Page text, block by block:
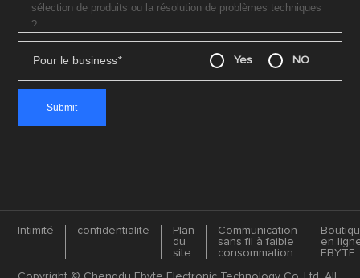
Pour le business* Yes NO
Intimité confidentialite
Plan
du
site
Communication
sans fil à faible
consommation
en
EBYTE